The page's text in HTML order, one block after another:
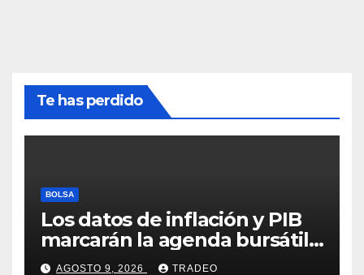
Te has perdido
BOLSA
Los datos de inflación y PIB
marcarán la agenda bursátil
de la próxima semana
AGOSTO 9, 2026 TRADEO